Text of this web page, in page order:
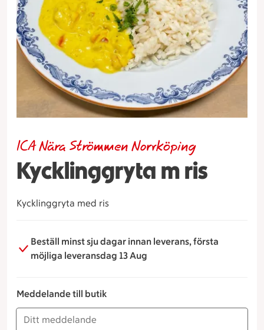
Kycklinggryta m ris
ICA Nära Strömmen Norrköping
Kycklinggryta med ris
Beställ minst sju dagar innan leverans, första
möjliga leveransdag 13 Aug
Meddelande till butik